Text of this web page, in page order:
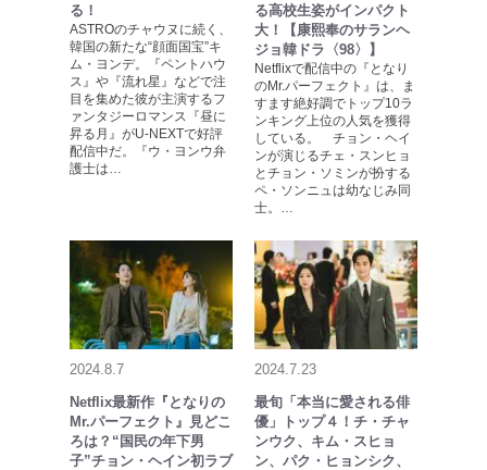
る！
ASTROのチャウヌに続く、
韓国の新たな“顔面国宝”キ
ム・ヨンデ。『ペントハウ
ス』や『流れ星』などで注
目を集めた彼が主演するフ
ァンタジーロマンス『昼に
昇る月』がU-NEXTで好評
配信中だ。『ウ・ヨンウ弁
護士は…
る高校生姿がインパクト
大！【康熙奉のサランヘ
ジョ韓ドラ〈98〉】
Netflixで配信中の『となり
のMr.パーフェクト』は、ま
すます絶好調でトップ10ラ
ンキング上位の人気を獲得
している。 チョン・ヘイ
ンが演じるチェ・スンヒョ
とチョン・ソミンが扮する
ペ・ソンニュは幼なじみ同
士。…
2024.8.7
Netflix最新作『となりの
Mr.パーフェクト』見どこ
ろは？“国民の年下男
子”チョン・ヘイン初ラブ
2024.7.23
最旬「本当に愛される俳
優」トップ４！チ・チャ
ンウク、キム・スヒョ
ン、パク・ヒョンシク、